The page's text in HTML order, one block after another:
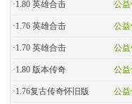
公
·1.80 英雄合击
公
·1.76 英雄合击
公
·1.70 英雄合击
公
·1.80 版本传奇
公
·1.76复古传奇怀旧版